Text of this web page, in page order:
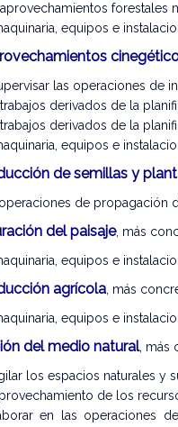
forestales
equipos e
las operaciones de
derivados de la
derivados de la
equipos e
de semillas y
de propagación
del paisaje, más
equipos e
agrícola, más
equipos e
del medio natural, más
los espacios naturales y
de los
en las operaciones